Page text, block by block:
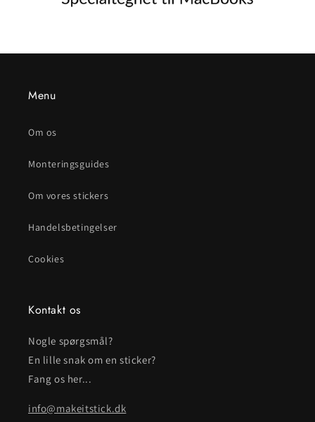
Menu
Om os
Monteringsguides
Om vores stickers
Handelsbetingelser
Cookies
Kontakt os
Nogle spørgsmål?
En lille snak om en sticker?
Fang os her...
info@makeitstick.dk